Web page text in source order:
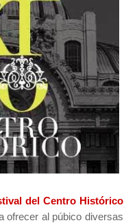
del Centro Histórico
ofrecer al púbico diversas